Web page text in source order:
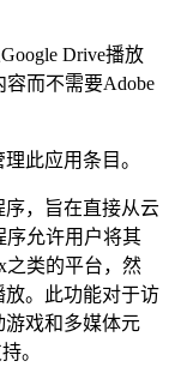
Drive播放
而不需要Adobe
理此应用条目。
序，旨在直接从云
序允许用户将其
之类的平台，然
。此功能对于访
游戏和多媒体元
。